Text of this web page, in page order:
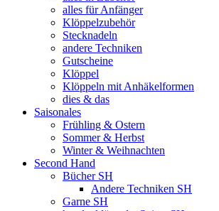
alles für Anfänger
Klöppelzubehör
Stecknadeln
andere Techniken
Gutscheine
Klöppel
Klöppeln mit Anhäkelformen
dies & das
Saisonales
Frühling & Ostern
Sommer & Herbst
Winter & Weihnachten
Second Hand
Bücher SH
Andere Techniken SH
Garne SH